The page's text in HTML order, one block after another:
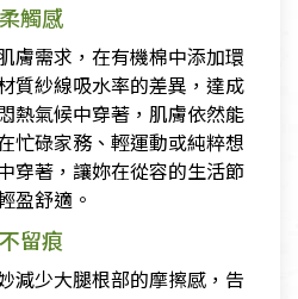
觸感
膚需求，在有機棉中添加環
質紗線吸水率的差異，達成
熱氣候中穿著，肌膚依然能
忙碌家務、輕運動或純粹想
穿著，讓妳在從容的生活節
盈舒適。
留痕
減少大腿根部的摩擦感，告